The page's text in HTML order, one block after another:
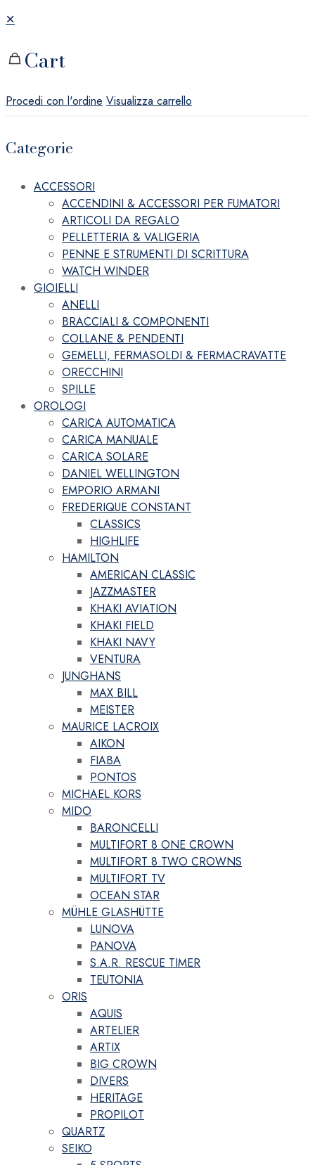
✕
Cart
Procedi con l'ordine Visualizza carrello
Categorie
ACCESSORI
ACCENDINI & ACCESSORI PER FUMATORI
ARTICOLI DA REGALO
PELLETTERIA & VALIGERIA
PENNE E STRUMENTI DI SCRITTURA
WATCH WINDER
GIOIELLI
ANELLI
BRACCIALI & COMPONENTI
COLLANE & PENDENTI
GEMELLI, FERMASOLDI & FERMACRAVATTE
ORECCHINI
SPILLE
OROLOGI
CARICA AUTOMATICA
CARICA MANUALE
CARICA SOLARE
DANIEL WELLINGTON
EMPORIO ARMANI
FREDERIQUE CONSTANT
CLASSICS
HIGHLIFE
HAMILTON
AMERICAN CLASSIC
JAZZMASTER
KHAKI AVIATION
KHAKI FIELD
KHAKI NAVY
VENTURA
JUNGHANS
MAX BILL
MEISTER
MAURICE LACROIX
AIKON
FIABA
PONTOS
MICHAEL KORS
MIDO
BARONCELLI
MULTIFORT 8 ONE CROWN
MULTIFORT 8 TWO CROWNS
MULTIFORT TV
OCEAN STAR
MÜHLE GLASHÜTTE
LUNOVA
PANOVA
S.A.R. RESCUE TIMER
TEUTONIA
ORIS
AQUIS
ARTELIER
ARTIX
BIG CROWN
DIVERS
HERITAGE
PROPILOT
QUARTZ
SEIKO